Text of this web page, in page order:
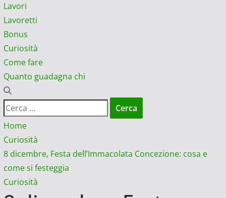
Lavori
Lavoretti
Bonus
Curiosità
Come fare
Quanto guadagna chi
Ricerca
per:
Home
Curiosità
8 dicembre, Festa dell’Immacolata Concezione: cosa e
come si festeggia
Curiosità